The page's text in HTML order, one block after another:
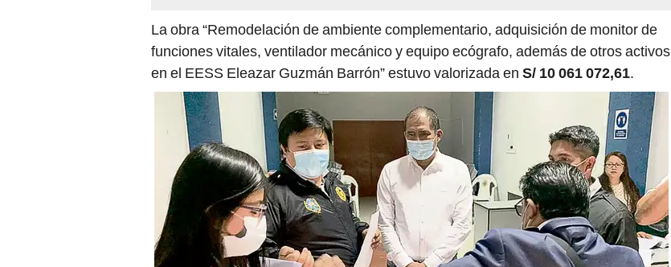
La obra “Remodelación de ambiente complementario, adquisición de monitor de
funciones vitales, ventilador mecánico y equipo ecógrafo, además de otros activos
en el EESS Eleazar Guzmán Barrón” estuvo valorizada en S/ 10 061 072,61.